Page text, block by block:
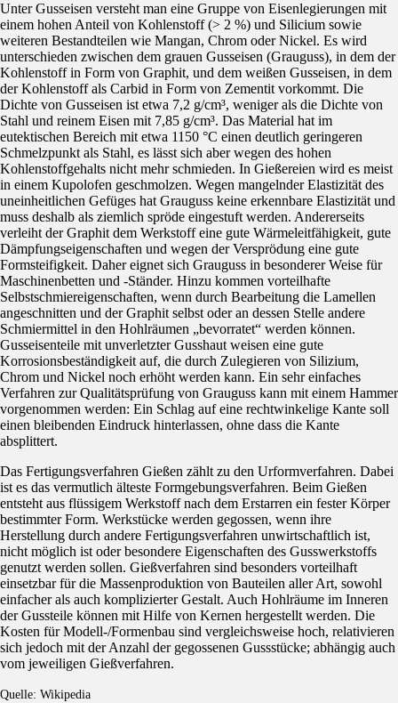
Unter Gusseisen versteht man eine Gruppe von Eisenlegierungen mit
einem hohen Anteil von Kohlenstoff (> 2 %) und Silicium sowie
weiteren Bestandteilen wie Mangan, Chrom oder Nickel. Es wird
unterschieden zwischen dem grauen Gusseisen (Grauguss), in dem der
Kohlenstoff in Form von Graphit, und dem weißen Gusseisen, in dem
der Kohlenstoff als Carbid in Form von Zementit vorkommt. Die
Dichte von Gusseisen ist etwa 7,2 g/cm³, weniger als die Dichte von
Stahl und reinem Eisen mit 7,85 g/cm³. Das Material hat im
eutektischen Bereich mit etwa 1150 °C einen deutlich geringeren
Schmelzpunkt als Stahl, es lässt sich aber wegen des hohen
Kohlenstoffgehalts nicht mehr schmieden. In Gießereien wird es meist
in einem Kupolofen geschmolzen. Wegen mangelnder Elastizität des
uneinheitlichen Gefüges hat Grauguss keine erkennbare Elastizität und
muss deshalb als ziemlich spröde eingestuft werden. Andererseits
verleiht der Graphit dem Werkstoff eine gute Wärmeleitfähigkeit, gute
Dämpfungseigenschaften und wegen der Versprödung eine gute
Formsteifigkeit. Daher eignet sich Grauguss in besonderer Weise für
Maschinenbetten und -Ständer. Hinzu kommen vorteilhafte
Selbstschmiereigenschaften, wenn durch Bearbeitung die Lamellen
angeschnitten und der Graphit selbst oder an dessen Stelle andere
Schmiermittel in den Hohlräumen „bevorratet“ werden können.
Gusseisenteile mit unverletzter Gusshaut weisen eine gute
Korrosionsbeständigkeit auf, die durch Zulegieren von Silizium,
Chrom und Nickel noch erhöht werden kann. Ein sehr einfaches
Verfahren zur Qualitätsprüfung von Grauguss kann mit einem Hammer
vorgenommen werden: Ein Schlag auf eine rechtwinkelige Kante soll
einen bleibenden Eindruck hinterlassen, ohne dass die Kante
absplittert.
Das Fertigungsverfahren Gießen zählt zu den Urformverfahren. Dabei
ist es das vermutlich älteste Formgebungsverfahren. Beim Gießen
entsteht aus flüssigem Werkstoff nach dem Erstarren ein fester Körper
bestimmter Form. Werkstücke werden gegossen, wenn ihre
Herstellung durch andere Fertigungsverfahren unwirtschaftlich ist,
nicht möglich ist oder besondere Eigenschaften des Gusswerkstoffs
genutzt werden sollen. Gießverfahren sind besonders vorteilhaft
einsetzbar für die Massenproduktion von Bauteilen aller Art, sowohl
einfacher als auch komplizierter Gestalt. Auch Hohlräume im Inneren
der Gussteile können mit Hilfe von Kernen hergestellt werden. Die
Kosten für Modell-/Formenbau sind vergleichsweise hoch, relativieren
sich jedoch mit der Anzahl der gegossenen Gussstücke; abhängig auch
vom jeweiligen Gießverfahren.
Quelle: Wikipedia